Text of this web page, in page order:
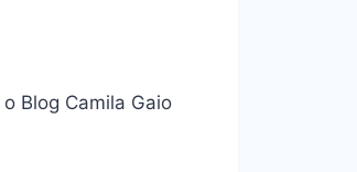
Blog Camila Gaio